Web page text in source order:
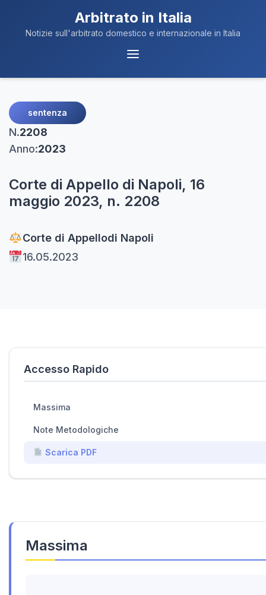
Arbitrato in Italia
Notizie sull'arbitrato domestico e internazionale in Italia
Menu
sentenza
N.2208
Anno:2023
Corte di Appello di Napoli, 16
maggio 2023, n. 2208
Corte di Appellodi Napoli
16.05.2023
Massima
Accesso Rapido
Massima
Note Metodologiche
Scarica PDF